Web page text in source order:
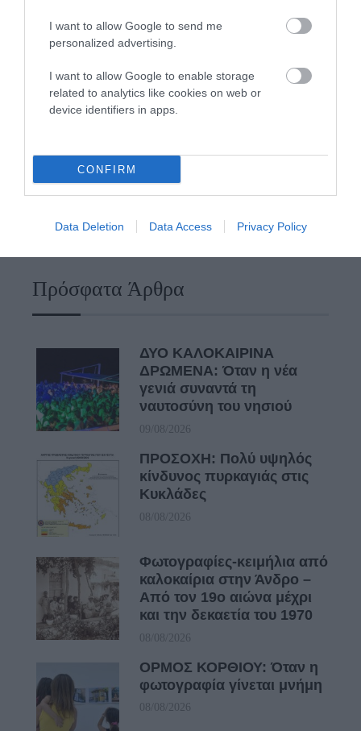
I want to allow Google to send me
personalized advertising.
I want to allow Google to enable storage
related to analytics like cookies on web or
device identifiers in apps.
CONFIRM
Data Deletion Data Access Privacy Policy
ΠΡΟΣΟΧΗ: Πολύ υψηλός κίνδυνος πυρκαγιάς στις
Κυκλάδες
Η Άνδρος συνεχίζει να μπαρκάρει…
Από τον 19ο αιώνα μέχρι και την δεκαετία του 1970
ΟΡΜΟΣ ΚΟΡΘΙΟΥ: Όταν η φωτογραφία γίνεται μνήμη
ικανότητα στο επίκεντρο
Πρόσφατα Άρθρα
ΔΥΟ ΚΑΛΟΚΑΙΡΙΝΑ
ΔΡΩΜΕΝΑ: Όταν η νέα
γενιά συναντά τη
ναυτοσύνη του νησιού
09/08/2026
ΠΡΟΣΟΧΗ: Πολύ υψηλός
κίνδυνος πυρκαγιάς στις
Κυκλάδες
08/08/2026
Φωτογραφίες-κειμήλια από
καλοκαίρια στην Άνδρο –
Από τον 19ο αιώνα μέχρι
και την δεκαετία του 1970
08/08/2026
ΟΡΜΟΣ ΚΟΡΘΙΟΥ: Όταν η
φωτογραφία γίνεται μνήμη
08/08/2026